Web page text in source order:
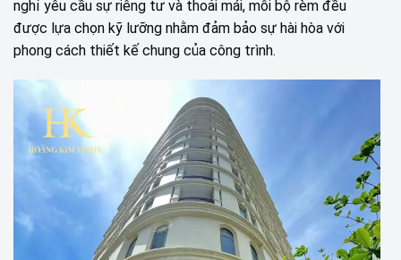
nghỉ yêu cầu sự riêng tư và thoải mái, mỗi bộ rèm đều
được lựa chọn kỹ lưỡng nhằm đảm bảo sự hài hòa với
phong cách thiết kế chung của công trình.